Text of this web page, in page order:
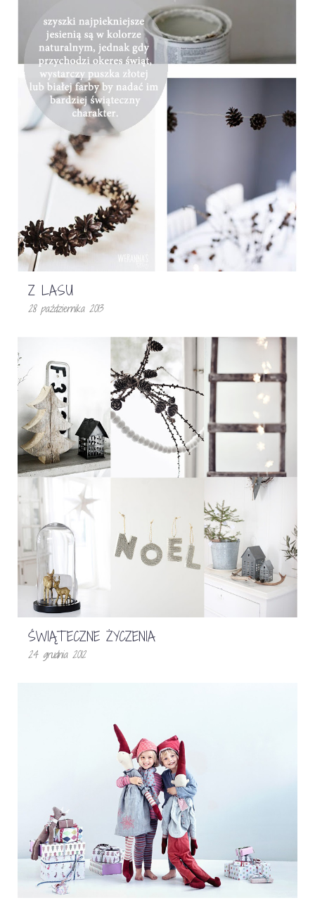
Z LASU
28 października 2013
ŚWIĄTECZNE ŻYCZENIA
24 grudnia 2012